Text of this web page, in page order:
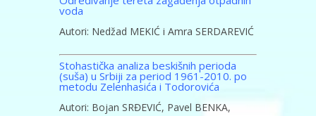
voda
Autori: Nedžad MEKIĆ i Amra SERDAREVIĆ
Stohastička analiza beskišnih perioda
(suša) u Srbiji za period 1961-2010. po
metodu Zelenhasića i Todorovića
Autori: Bojan SRĐEVIĆ, Pavel BENKA,